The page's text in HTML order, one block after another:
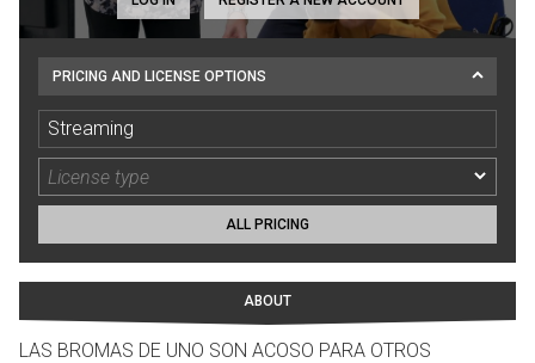
PRICING AND LICENSE OPTIONS
Streaming
ALL PRICING
ABOUT
LAS BROMAS DE UNO SON ACOSO PARA OTROS